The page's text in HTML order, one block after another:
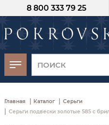
8 800 333 79 25
Главная | Каталог | Серьги
| Серьги подвески золотые 585 с
-30%
от 15 дней
момента оплаты